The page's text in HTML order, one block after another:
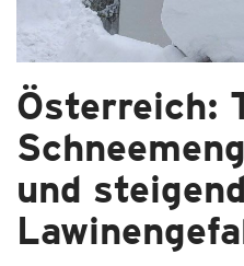
Österreich:
und